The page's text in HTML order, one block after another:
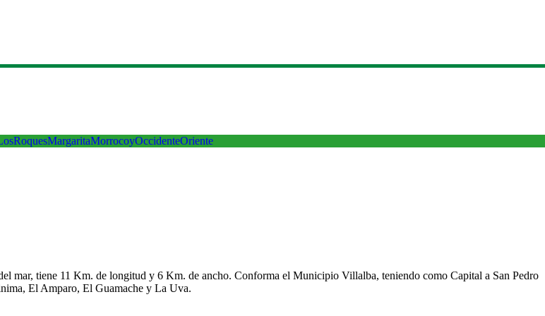
MargaritaMorrocoyOccidenteOriente
mar, tiene 11 Km. de longitud y 6 Km. de ancho. Conforma el Municipio Villalba, teniendo como Capital a San Pedro
El Amparo, El Guamache y La Uva.